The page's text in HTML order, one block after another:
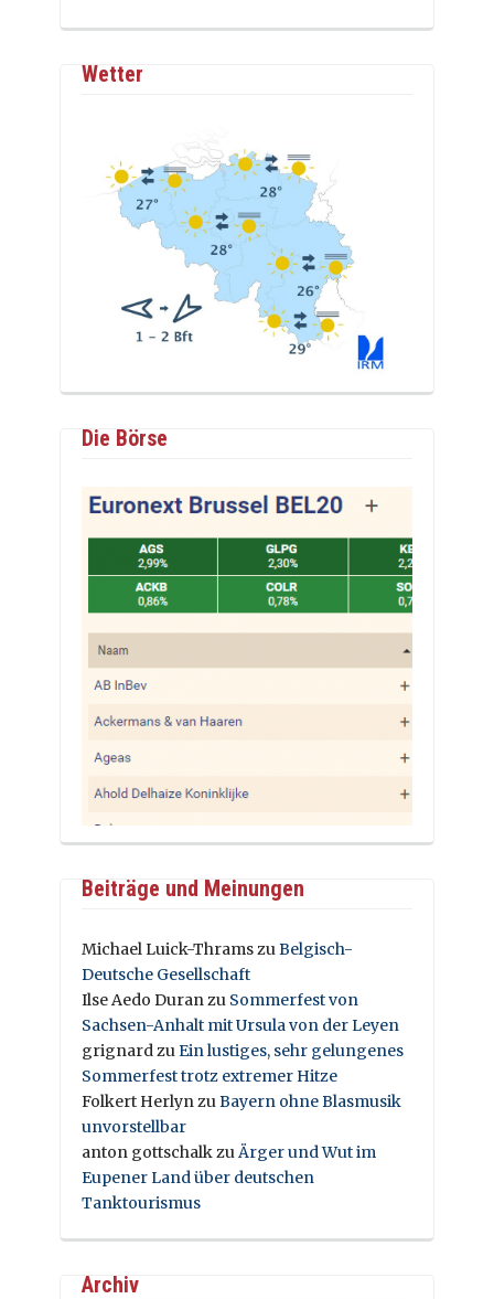
Wetter
Die Börse
Beiträge und Meinungen
Michael Luick-ThramszuBelgisch-
Deutsche Gesellschaft
Ilse Aedo Duranzu Sommerfest von
Sachsen-Anhalt mit Ursula von der Leyen
grignardzuEin lustiges, sehr gelungenes
Sommerfest trotz extremer Hitze
Folkert HerlynzuBayern ohne Blasmusik
unvorstellbar
anton gottschalkzuÄrger und Wut im
Eupener Land über deutschen
Tanktourismus
Archiv